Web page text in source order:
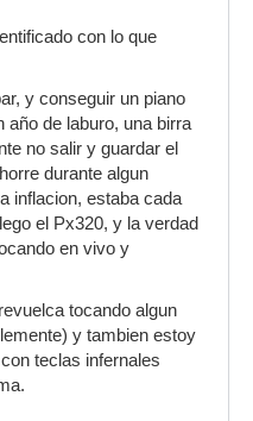
con lo que
y conseguir un piano
año de laburo, una birra
no salir y guardar el
durante algun
inflacion, estaba cada
el Px320, y la verdad
en vivo y
tocando algun
y tambien estoy
teclas infernales